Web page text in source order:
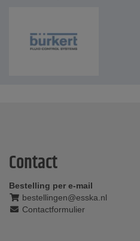
Contact
Bestelling per e-mail
bestellingen@esska.nl
Contactformulier